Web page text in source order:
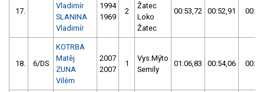
17.
Vladimír
SLANINA
Vladimír
1994
1969
2
Žatec
Loko
Žatec
00:53,72 00:52,91
18. 6/DS
KOTRBA
Matěj
ZUNA
Vilém
2007
2007
1
Vys.Mýto
Semily
01:06,83 00:54,06